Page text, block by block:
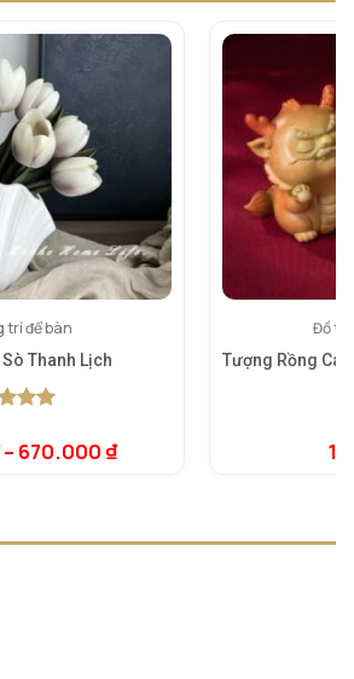
trí để bàn
Thanh Lịch
giá
– 670.000₫
Đồ
Tượng Rồng Cát